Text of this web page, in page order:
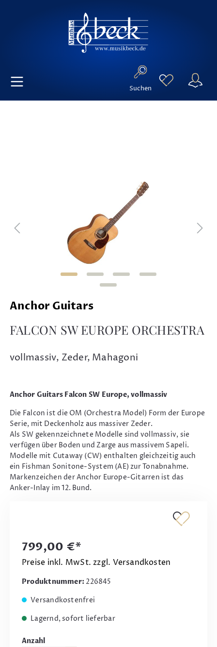
Suchen
Anchor Guitars
FALCON SW EUROPE ORCHESTRA
vollmassiv, Zeder, Mahagoni
Anchor Guitars Falcon SW Europe, vollmassiv
Die Falcon ist die OM (Orchestra Model) Form der Europe
Serie, mit Deckenholz aus massiver Zeder.
Als SW gekennzeichnete Modelle sind vollmassiv, sie
verfügen über Boden und Zarge aus massivem Sapeli.
Modelle mit Cutaway (CW) enthalten gleichzeitig auch
ein Fishman Sonitone-System (AE) zur Tonabnahme.
Markenzeichen der Anchor Europe-Gitarren ist das
Anker-Inlay im 12. Bund.
799,00 €*
Preise inkl. MwSt. zzgl. Versandkosten
Produktnummer: 226845
Versandkostenfrei
Lagernd, sofort lieferbar
Anzahl